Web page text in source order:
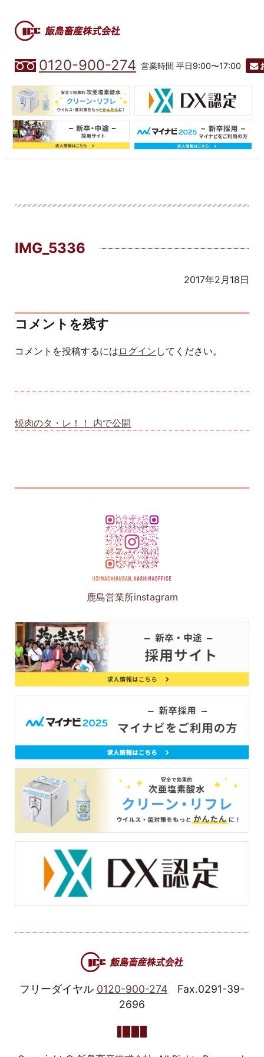
0120-900-274 営業時間 平日9:00〜17:00
IMG_5336
2017年2月18日
コメントを残す
コメントを投稿するには ログイン してください。
焼肉のタ・レ！！
内で公開
鹿島営業所instagram
フリーダイヤル 0120-900-274
Fax.0291-39-
2696